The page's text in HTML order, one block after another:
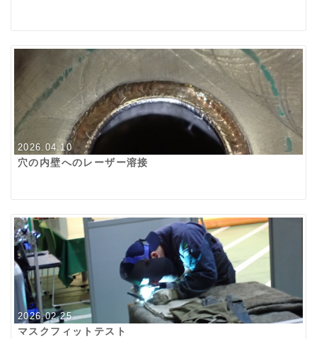
2026.04.10
穴の内壁へのレーザー溶接
2026.02.25
マスクフィットテスト